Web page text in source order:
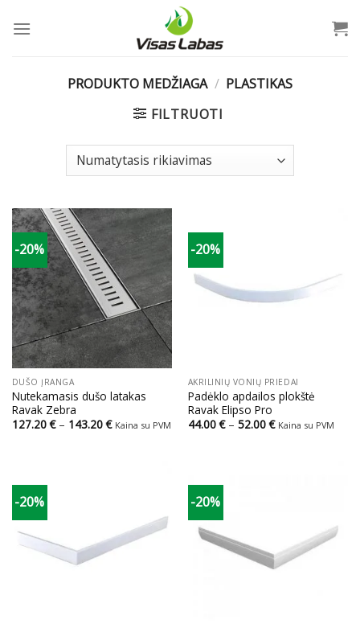
PRODUKTO MEDŽIAGA / PLASTIKAS
FILTRUOTI
-20%
DUŠO ĮRANGA
Nutekamasis dušo latakas
Ravak Zebra
127.20€ – 143.20€Price
range:
Kaina su PVM
-20%
AKRILINIŲ VONIŲ PRIEDAI
Padėklo apdailos plokštė
Ravak Elipso Pro
44.00€ – 52.00€Price
range:
Kaina su PVM
-20% -20%